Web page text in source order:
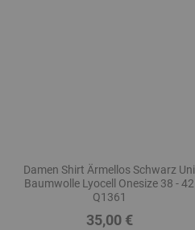
Damen Shirt Ärmellos Schwarz Uni
Baumwolle Lyocell Onesize 38 - 42
Q1361
Preis
35,00 €